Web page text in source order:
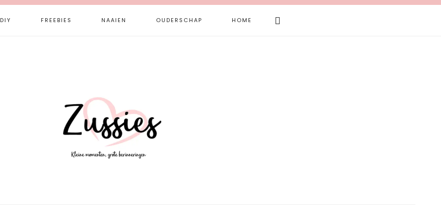
DIY FREEBIES NAAIEN OUDERSCHAP HOME Search
this